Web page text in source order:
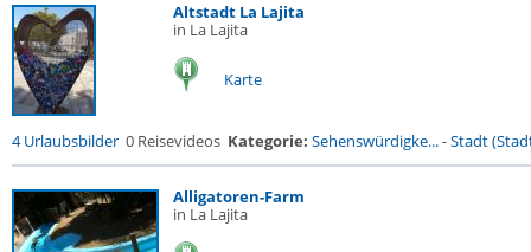
Altstadt La Lajita
in La Lajita
Karte
4 Urlaubsbilder 0 Reisevideos Kategorie: Sehenswürdigke...-Stadt
Alligatoren-Farm
in La Lajita